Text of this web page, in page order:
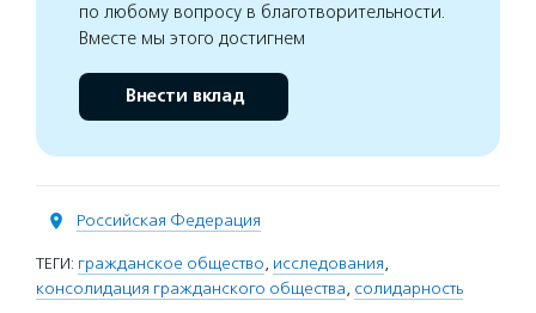
по любому вопросу в благотворительности.
Вместе мы этого достигнем
Внести вклад
Российская Федерация
ТЕГИ: гражданское общество, исследования,
консолидация гражданского общества, солидарность